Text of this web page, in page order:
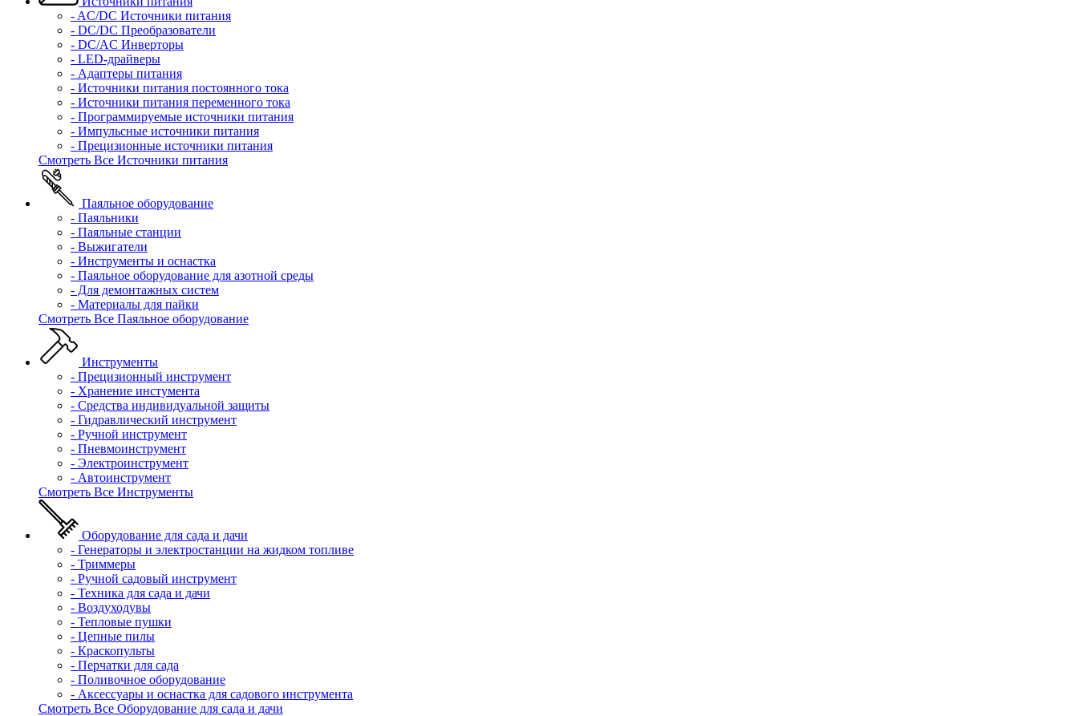
- AC/DC Источники питания
- DC/DC Преобразователи
- DC/AC Инверторы
- LED-драйверы
- Адаптеры питания
- Источники питания постоянного тока
- Источники питания переменного тока
- Программируемые источники питания
- Импульсные источники питания
- Прецизионные источники питания
Смотреть Все Источники питания
Паяльное оборудование
- Паяльники
- Паяльные станции
- Выжигатели
- Инструменты и оснастка
- Паяльное оборудование для азотной среды
- Для демонтажных систем
- Материалы для пайки
Смотреть Все Паяльное оборудование
Инструменты
- Прецизионный инструмент
- Хранение инстумента
- Средства индивидуальной защиты
- Гидравлический инструмент
- Ручной инструмент
- Пневмоинструмент
- Электроинструмент
- Автоинструмент
Смотреть Все Инструменты
Оборудование для сада и дачи
- Генераторы и электростанции на жидком топливе
- Триммеры
- Ручной садовый инструмент
- Техника для сада и дачи
- Воздуходувы
- Тепловые пушки
- Цепные пилы
- Краскопульты
- Перчатки для сада
- Поливочное оборудование
- Аксессуары и оснастка для садового инструмента
Смотреть Все Оборудование для сада и дачи